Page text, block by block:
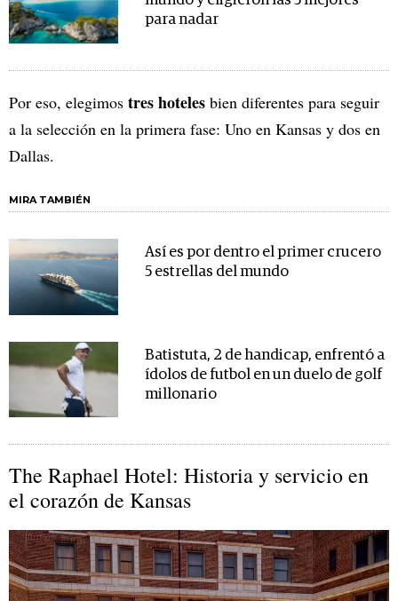
para nadar
Por eso, elegimos tres hoteles bien diferentes para seguir
a la selección en la primera fase: Uno en Kansas y dos en
Dallas.
MIRA TAMBIÉN
Así es por dentro el primer crucero
5 estrellas del mundo
Batistuta, 2 de handicap, enfrentó a
ídolos de futbol en un duelo de golf
millonario
The Raphael Hotel: Historia y servicio en
el corazón de Kansas